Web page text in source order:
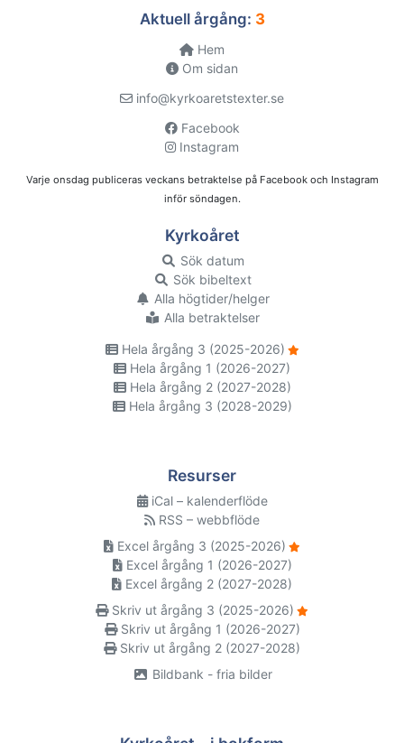
Aktuell årgång: 3
Hem
Om sidan
info@kyrkoaretstexter.se
Facebook
Instagram
Varje onsdag publiceras veckans betraktelse på Facebook och Instagram
inför söndagen.
Kyrkoåret
Sök datum
Sök bibeltext
Alla högtider/helger
Alla betraktelser
Hela årgång 3 (2025-2026)
Hela årgång 1 (2026-2027)
Hela årgång 2 (2027-2028)
Hela årgång 3 (2028-2029)
Resurser
iCal – kalenderflöde
RSS – webbflöde
Excel årgång 3 (2025-2026)
Excel årgång 1 (2026-2027)
Excel årgång 2 (2027-2028)
Skriv ut årgång 3 (2025-2026)
Skriv ut årgång 1 (2026-2027)
Skriv ut årgång 2 (2027-2028)
Bildbank - fria bilder